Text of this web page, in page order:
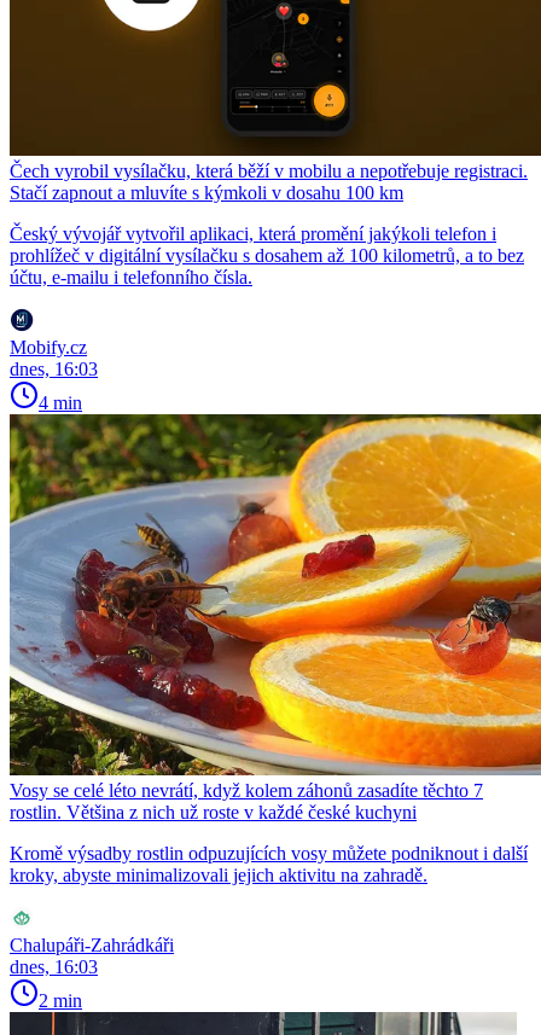
Čech vyrobil vysílačku, která běží v mobilu a nepotřebuje registraci.
Stačí zapnout a mluvíte s kýmkoli v dosahu 100 km
Český vývojář vytvořil aplikaci, která promění jakýkoli telefon i
prohlížeč v digitální vysílačku s dosahem až 100 kilometrů, a to bez
účtu, e-mailu i telefonního čísla.
Mobify.cz
dnes, 16:03
4 min
Vosy se celé léto nevrátí, když kolem záhonů zasadíte těchto 7
rostlin. Většina z nich už roste v každé české kuchyni
Kromě výsadby rostlin odpuzujících vosy můžete podniknout i další
kroky, abyste minimalizovali jejich aktivitu na zahradě.
Chalupáři-Zahrádkáři
dnes, 16:03
2 min